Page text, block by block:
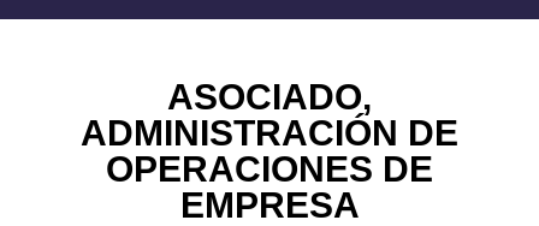
ASOCIADO,
ADMINISTRACIÓN DE
OPERACIONES DE
EMPRESA